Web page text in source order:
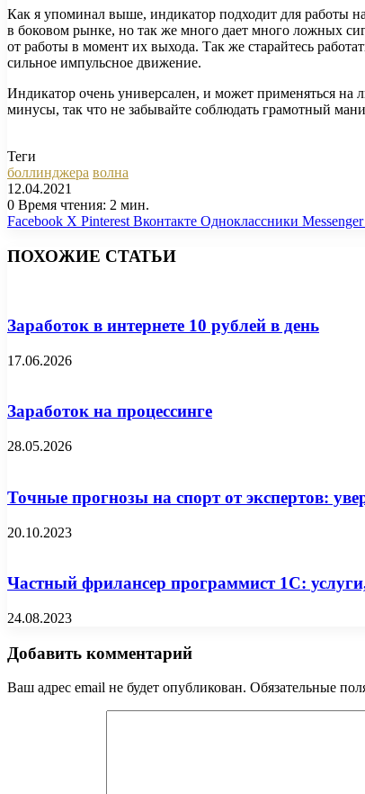
Как я упоминал выше, индикатор подходит для работы
в боковом рынке, но так же много дает много ложных
от работы в момент их выхода. Так же старайтесь
сильное импульсное движение.
Индикатор очень универсален, и может применяться
минусы, так что не забывайте соблюдать грамотный
Теги
боллинджера волна
12.04.2021
0 Время чтения: 2 мин.
Facebook X Pinterest Вконтакте Одноклассники Messenger
ПОХОЖИЕ СТАТЬИ
Заработок в интернете 10 рублей в день
17.06.2026
Заработок на процессинге
28.05.2026
Точные прогнозы на спорт от экспертов:
20.10.2023
Частный фрилансер программист 1С:
24.08.2023
Добавить комментарий
Ваш адрес email не будет опубликован. Обязательные